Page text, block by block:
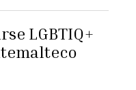
LGBTIQ+